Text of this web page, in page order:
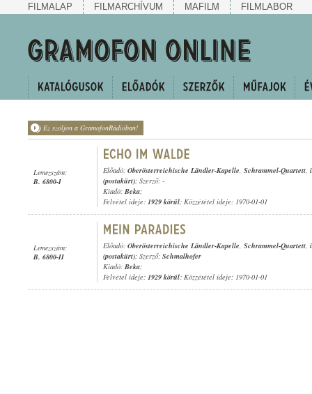
FILMALAP FILMARCHÍVUM MAFILM FILMLABOR
Ez szóljon a GramofonRádióban!
Lemezszám:
B. 6800-I
Előadó: Oberösterreichische Ländler-Kapelle, Schrammel-Quartett,
(postakürt); Szerző: -
Kiadó: Beka;
Felvétel ideje: 1929 körül; Közzététel ideje: 1970-01-01
Lemezszám:
B. 6800-II
Előadó: Oberösterreichische Ländler-Kapelle, Schrammel-Quartett,
(postakürt); Szerző: Schmalhofer
Kiadó: Beka;
Felvétel ideje: 1929 körül; Közzététel ideje: 1970-01-01